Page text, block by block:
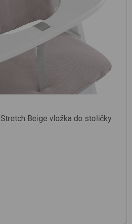
Stretch Beige vložka do stoličky